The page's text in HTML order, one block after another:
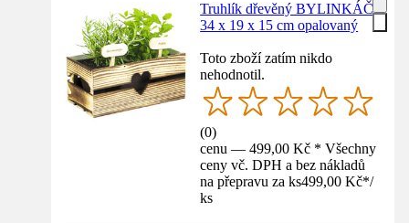
Truhlík dřevěný BYLINKÁČ
34 x 19 x 15 cm opalovaný
Toto zboží zatím nikdo
nehodnotil.
(0)
cenu — 499,00 Kč * Všechny
ceny vč. DPH a bez nákladů
na přepravu za ks499,00 Kč*/
ks